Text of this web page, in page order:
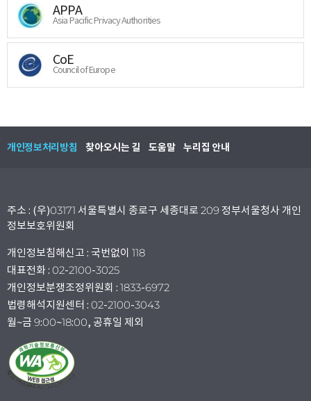
APPA
Asia Pacific Privacy Authorities
CoE
Council of Europe
개인정보처리방침 찾아오시는 길 도움말 누리집 안내
주소 : (우)03171 서울특별시 종로구 세종대로 209 정부서울청사 개인
정보보호위원회
개인정보침해신고 : 국번없이 118
대표전화 : 02-2100-3025
개인정보분쟁조정위원회 : 1833-6972
법령해석지원센터 : 02-2100-3043
월~금 9:00~18:00, 공휴일 제외